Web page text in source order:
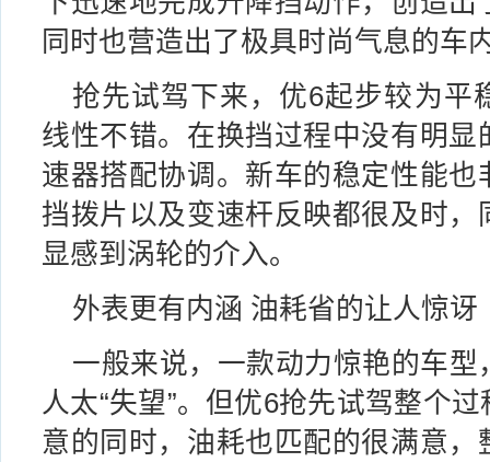
同时也营造出了极具时尚气息的车
抢先试驾下来，优6起步较为平
线性不错。在换挡过程中没有明
速器搭配协调。新车的稳定性能
挡拨片以及变速杆反映都很及时，
显感到涡轮的介入。
外表更有内涵 油耗省的让人惊讶
一般来说，一款动力惊艳的车
人太“失望”。但优6抢先试驾整个
意的同时，油耗也匹配的很满意